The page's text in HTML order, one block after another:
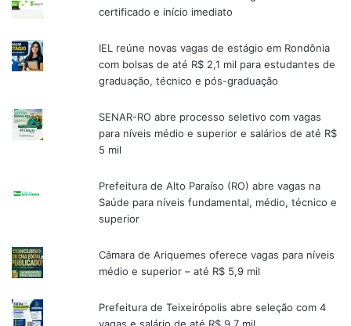
certificado e início imediato
IEL reúne novas vagas de estágio em Rondônia
com bolsas de até R$ 2,1 mil para estudantes de
graduação, técnico e pós-graduação
SENAR-RO abre processo seletivo com vagas
para níveis médio e superior e salários de até R$
5 mil
Prefeitura de Alto Paraíso (RO) abre vagas na
Saúde para níveis fundamental, médio, técnico e
superior
Câmara de Ariquemes oferece vagas para níveis
médio e superior – até R$ 5,9 mil
Prefeitura de Teixeirópolis abre seleção com 4
vagas e salário de até R$ 9,7 mil